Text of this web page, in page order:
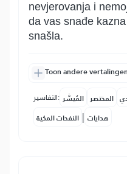
nevjerovanja i
da vas snađe
snašla.
Toon andere vertalingen
التفاسير: المُيسَّر المختصر
النفحات المكية | هدايات